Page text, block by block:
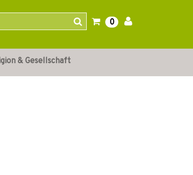
0
& Gesellschaft